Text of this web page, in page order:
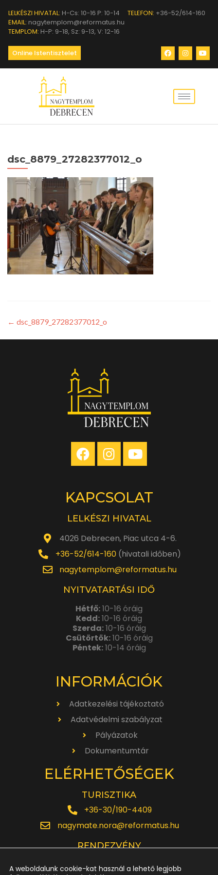
LELKÉSZI HIVATAL: H-Cs: 10-16 P: 10-14 TELEFON: +36-52/614-160
EMAIL: nagytemplom@reformatus.hu
TEMPLOM: H-P: 9-18, Sz: 9-13, V: 12-16
Online Istentisztelet
dsc_8879_27282377012_o
← dsc_8879_27282377012_o
KAPCSOLAT
LELKÉSZI HIVATAL
4026 Debrecen, Piac utca 4-6.
+36-52/614-160(hivatali időben)
nagytemplom@reformatus.hu
NYITVATARTÁSI IDŐ
Hétfő:10-16 óráig
Kedd:10-16 óráig
Szerda:10-16 óráig
Csütörtök:10-16 óráig
Péntek:10-14 óráig
INFORMÁCIÓK
Adatkezelési tájékoztató
Adatvédelmi szabályzat
Pályázatok
Dokumentumtár
ELÉRHETŐSÉGEK
TURISZTIKA
+36-30/190-4409
nagymate.nora@reformatus.hu
RENDEZVÉNY
A weboldalunk cookie-kat használ a lehető legjobb